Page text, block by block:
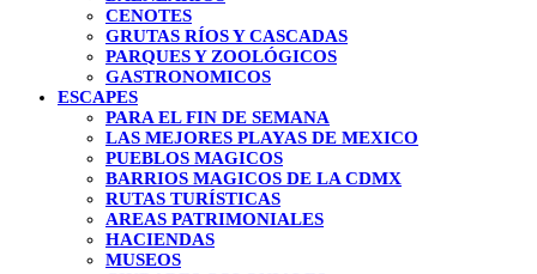
CENOTES
GRUTAS RÍOS Y CASCADAS
PARQUES Y ZOOLÓGICOS
GASTRONOMICOS
ESCAPES
PARA EL FIN DE SEMANA
LAS MEJORES PLAYAS DE MEXICO
PUEBLOS MAGICOS
BARRIOS MAGICOS DE LA CDMX
RUTAS TURÍSTICAS
AREAS PATRIMONIALES
HACIENDAS
MUSEOS